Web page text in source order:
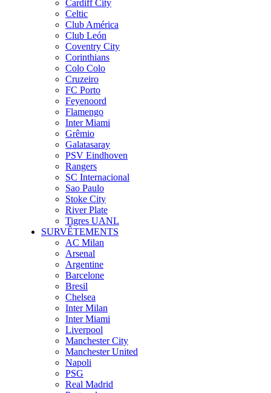
Cardiff City
Celtic
Club América
Club León
Coventry City
Corinthians
Colo Colo
Cruzeiro
FC Porto
Feyenoord
Flamengo
Inter Miami
Grêmio
Galatasaray
PSV Eindhoven
Rangers
SC Internacional
Sao Paulo
Stoke City
River Plate
Tigres UANL
SURVÊTEMENTS
AC Milan
Arsenal
Argentine
Barcelone
Bresil
Chelsea
Inter Milan
Inter Miami
Liverpool
Manchester City
Manchester United
Napoli
PSG
Real Madrid